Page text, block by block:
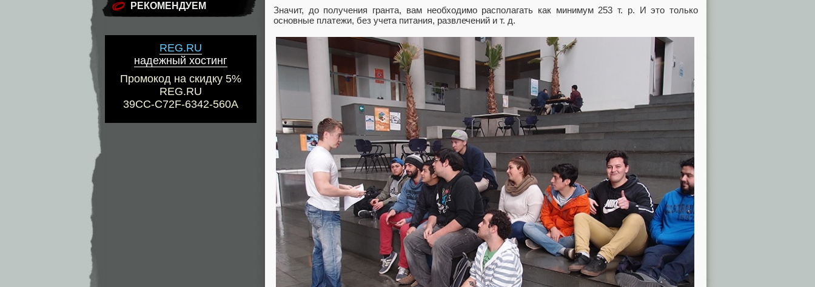
РЕКОМЕНДУЕМ
REG.RU
надежный хостинг
Промокод на скидку 5%
REG.RU
39CC-C72F-6342-560A
Значит, до получения гранта, вам необходимо располагать как минимум 253 т. р. И это только
основные платежи, без учета питания, развлечений и т. д.